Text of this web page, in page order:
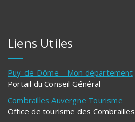
Liens Utiles
Puy-de-Dôme – Mon département
Portail du Conseil Général
Combrailles Auvergne Tourisme
Office de tourisme des Combrailles